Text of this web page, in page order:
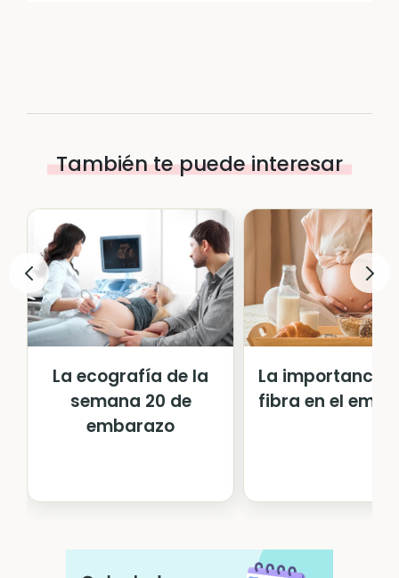
También te puede interesar
La ecografía de la
semana 20 de
embarazo
La importancia
fibra en el